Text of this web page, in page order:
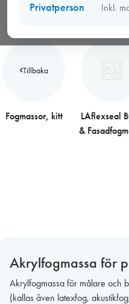
Privatperson Inkl.
Tillbaka
Fogmassor, kitt
LAflexseal
&
Akrylfogmassa för
Akrylfogmassa för målare och
(kallas även latexfog,